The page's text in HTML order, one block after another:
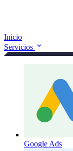
Inicio
Servicios
Google Ads